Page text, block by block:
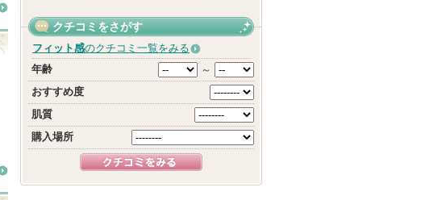
クチコミをさがす
フィット感のクチコミ一覧をみる
年齢
～
おすすめ度
肌質
購入場所